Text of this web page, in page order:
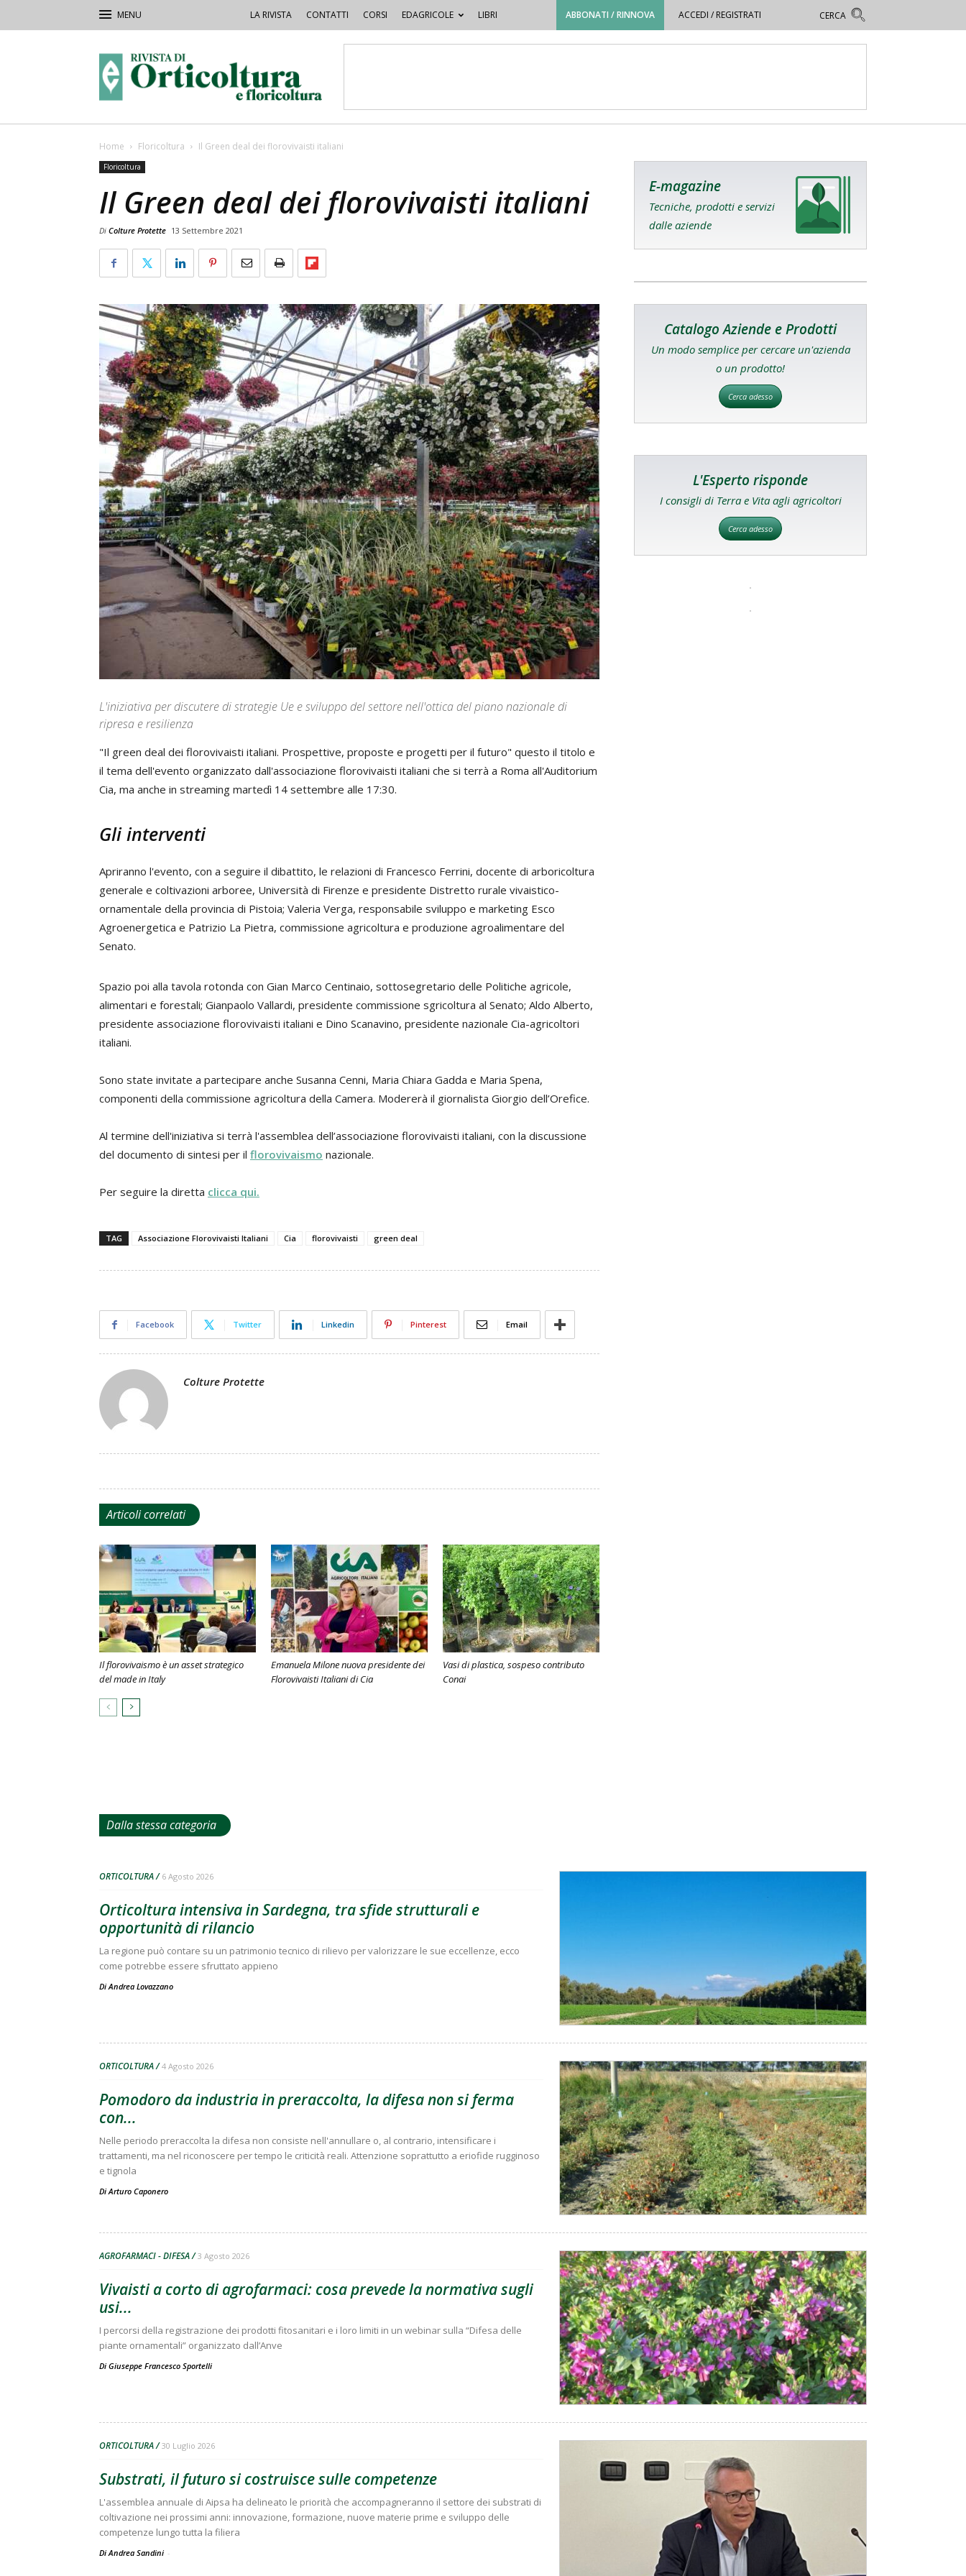
LA RIVISTA CONTATTI CORSI EDAGRICOLE LIBRI ABBONATI / RINNOVA ACCEDI / REGISTRATI
Orticoltura
Home Floricoltura Il Green deal dei florovivaisti italiani
Floricoltura
Il Green deal dei florovivaisti italiani
Di Colture Protette 13 Settembre 2021
L'iniziativa per discutere di strategie Ue e sviluppo del settore nell'ottica del piano nazionale di
ripresa e resilienza
"Il green deal dei florovivaisti italiani. Prospettive, proposte e progetti per il futuro" questo il titolo e
il tema dell'evento organizzato dall'associazione florovivaisti italiani che si terrà a Roma all'Auditorium
Cia, ma anche in streaming martedì 14 settembre alle 17:30.
Gli interventi
Apriranno l'evento, con a seguire il dibattito, le relazioni di Francesco Ferrini, docente di arboricoltura
generale e coltivazioni arboree, Università di Firenze e presidente Distretto rurale vivaistico-
ornamentale della provincia di Pistoia; Valeria Verga, responsabile sviluppo e marketing Esco
Agroenergetica e Patrizio La Pietra, commissione agricoltura e produzione agroalimentare del
Senato.
Spazio poi alla tavola rotonda con Gian Marco Centinaio, sottosegretario delle Politiche agricole,
alimentari e forestali; Gianpaolo Vallardi, presidente commissione sgricoltura al Senato; Aldo Alberto,
presidente associazione florovivaisti italiani e Dino Scanavino, presidente nazionale Cia-agricoltori
italiani.
Sono state invitate a partecipare anche Susanna Cenni, Maria Chiara Gadda e Maria Spena,
componenti della commissione agricoltura della Camera. Modererà il giornalista Giorgio dell’Orefice.
Al termine dell'iniziativa si terrà l'assemblea dell’associazione florovivaisti italiani, con la discussione
del documento di sintesi per il florovivaismo nazionale.
Per seguire la diretta clicca qui.
TAG Associazione Florovivaisti Italiani Cia florovivaisti green deal
Facebook Twitter Linkedin Pinterest Email
Colture Protette
Articoli correlati
Il florovivaismo è un asset strategico
del made in Italy
Emanuela Milone nuova presidente dei
Florovivaisti Italiani di Cia
Vasi di plastica, sospeso contributo
Conai
E-magazine
Tecniche, prodotti e servizi
dalle aziende
Catalogo Aziende e Prodotti
Un modo semplice per cercare un'azienda
o un prodotto!
Cerca adesso
L'Esperto risponde
I consigli di Terra e Vita agli agricoltori
Cerca adesso
Dalla stessa categoria
ORTICOLTURA 6 Agosto 2026
Orticoltura intensiva in Sardegna, tra sfide strutturali e
opportunità di rilancio
La regione può contare su un patrimonio tecnico di rilievo per valorizzare le sue eccellenze, ecco
come potrebbe essere sfruttato appieno
DiAndrea Lovazzano
ORTICOLTURA 4 Agosto 2026
Pomodoro da industria in preraccolta, la difesa non si ferma
con...
Nelle periodo preraccolta la difesa non consiste nell'annullare o, al contrario, intensificare i
trattamenti, ma nel riconoscere per tempo le criticità reali. Attenzione soprattutto a eriofide rugginoso
e tignola
DiArturo Caponero
AGROFARMACI - DIFESA 3 Agosto 2026
Vivaisti a corto di agrofarmaci: cosa prevede la normativa sugli
usi...
I percorsi della registrazione dei prodotti fitosanitari e i loro limiti in un webinar sulla “Difesa delle
piante ornamentali” organizzato dall’Anve
Di Giuseppe Francesco Sportelli
ORTICOLTURA 30 Luglio 2026
Substrati, il futuro si costruisce sulle competenze
L'assemblea annuale di Aipsa ha delineato le priorità che accompagneranno il settore dei substrati di
coltivazione nei prossimi anni: innovazione, formazione, nuove materie prime e sviluppo delle
competenze lungo tutta la filiera
Di Andrea Sandini -